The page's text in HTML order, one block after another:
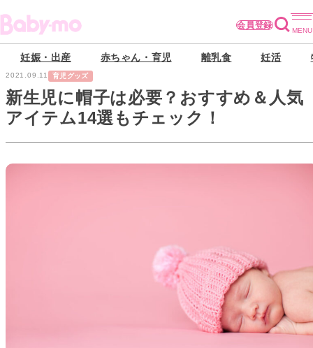
会員登録
妊娠・出産 赤ちゃん・育児 離乳食 妊活
2021.09.11 育児グッズ
新生児に帽子は必要？おすすめ＆人気
アイテム14選もチェック！